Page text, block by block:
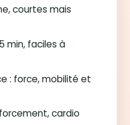
courtes mais
min, faciles à
: force, mobilité et
cardio